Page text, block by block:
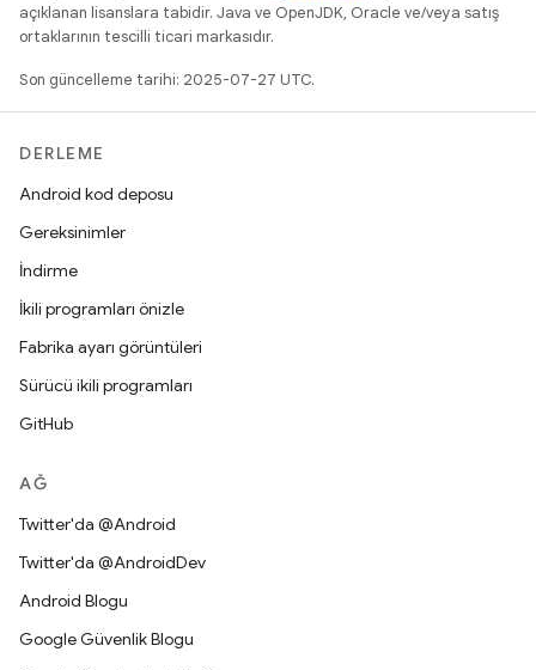
açıklanan lisanslara tabidir. Java ve OpenJDK, Oracle ve/veya satış
ortaklarının tescilli ticari markasıdır.
Son güncelleme tarihi: 2025-07-27 UTC.
DERLEME
Android kod deposu
Gereksinimler
İndirme
İkili programları önizle
Fabrika ayarı görüntüleri
Sürücü ikili programları
GitHub
AĞ
Twitter'da @Android
Twitter'da @AndroidDev
Android Blogu
Google Güvenlik Blogu